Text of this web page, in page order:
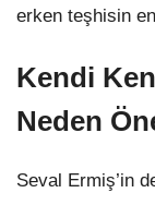
erken teşhisin en
Kendi
Neden
Seval Ermiş’in